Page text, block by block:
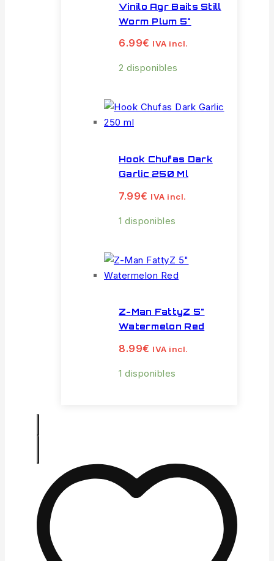
Vinilo Agr Baits Still
Worm Plum 5"
6.99€ IVA incl.
2 disponibles
Hook Chufas Dark
Garlic 250 Ml
7.99€ IVA incl.
1 disponibles
Z-Man FattyZ 5"
Watermelon Red
8.99€ IVA incl.
1 disponibles